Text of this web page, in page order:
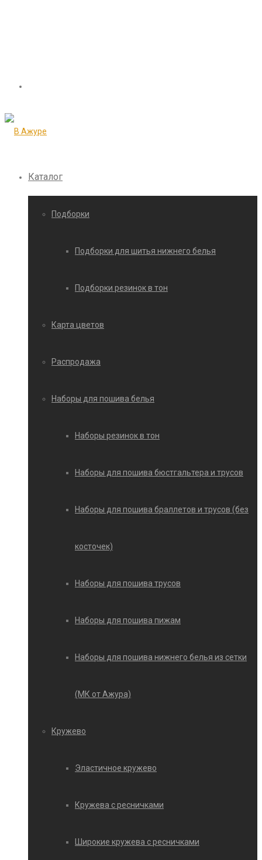
Каталог
Подборки
Подборки для шитья нижнего белья
Подборки резинок в тон
Карта цветов
Распродажа
Наборы для пошива белья
Наборы резинок в тон
Наборы для пошива бюстгальтера и трусов
Наборы для пошива браллетов и трусов (без
косточек)
Наборы для пошива трусов
Наборы для пошива пижам
Наборы для пошива нижнего белья из сетки
(МК от Ажура)
Кружево
Эластичное кружево
Кружева с ресничками
Широкие кружева с ресничками